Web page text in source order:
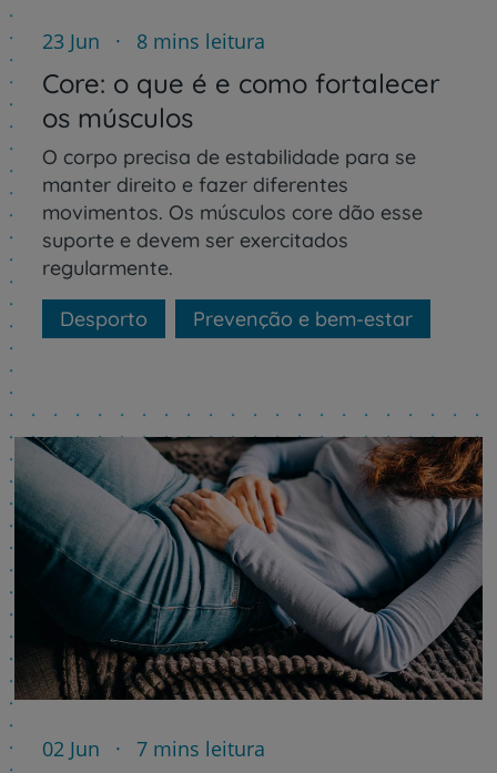
23 Jun 8 mins leitura
Core: o que é e como fortalecer
os músculos
O corpo precisa de estabilidade para se
manter direito e fazer diferentes
movimentos. Os músculos core dão esse
suporte e devem ser exercitados
regularmente.
Desporto
Prevenção e bem-estar
02 Jun 7 mins leitura